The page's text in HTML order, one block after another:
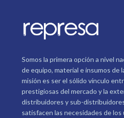
Somos la primera opción a nivel
de equipo, material e insumos de
misión es ser el sólido vínculo
prestigiosas del mercado y la
distribuidores y sub-
satisfacen las necesidades de los